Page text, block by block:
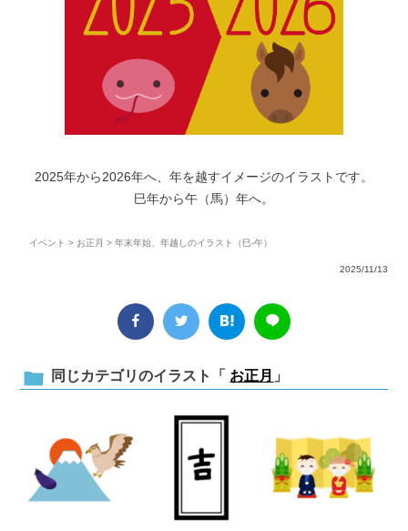
2025年から2026年へ、年を越すイメージのイラストです。
巳年から午（馬）年へ。
イベント > お正月 > 年末年始、年越しのイラスト（巳-午）
2025/11/13
同じカテゴリのイラスト「 お正月 」